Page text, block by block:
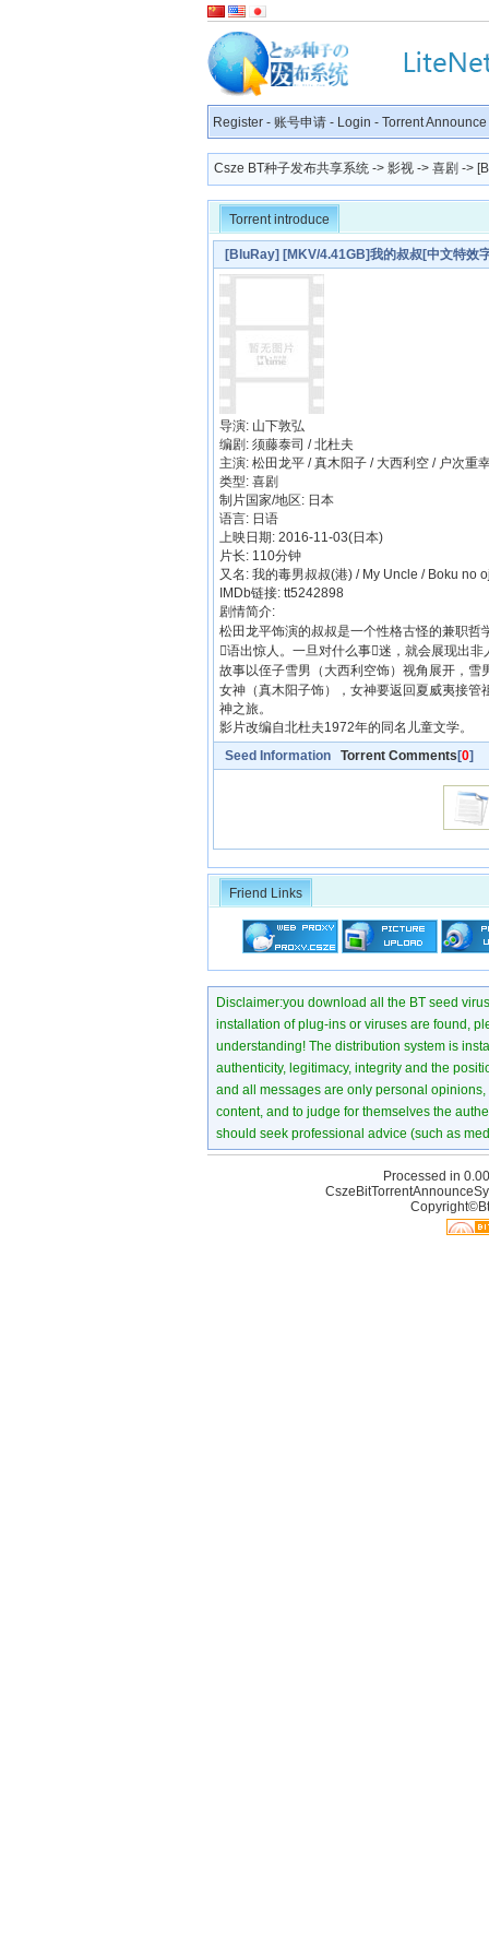
Register - 账号申请 - Login - Torrent Announce
Csze BT种子发布共享系统 -> 影视 -> 喜剧 ->
Torrent introduce
[BluRay] [MKV/4.41GB]我的叔叔[中文特效
导演: 山下敦弘
编剧: 须藤泰司 / 北杜夫
主演: 松田龙平 / 真木阳子 / 大西利空 / 户次重
类型: 喜剧
制片国家/地区: 日本
语言: 日语
上映日期: 2016-11-03(日本)
片长: 110分钟
又名: 我的毒男叔叔(港) / My Uncle / Boku no
IMDb链接: tt5242898
剧情简介:
松田龙平饰演的叔叔是一个性格古怪的兼职
语出惊人。一旦对什么事迷，就会展现出
故事以侄子雪男（大西利空饰）视角展开，
女神（真木阳子饰），女神要返回夏威夷接管
神之旅。
影片改编自北杜夫1972年的同名儿童文学。
Seed Information Torrent Comments [0]
Friend Links
Disclaimer:you download all the BT seed
installation of plug-ins or viruses are found,
understanding! The distribution system is
authenticity, legitimacy, integrity and the
and all messages are only personal
content, and to judge for themselves the
should seek professional advice (such as
Processed in